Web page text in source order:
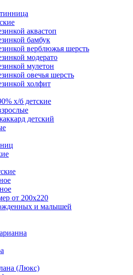
аквастоп
бамбук
верблюжья шерсть
модерато
мулетон
овечья шерсть
холфит
х/б детские
детский
от 200х220
и малышей
(Люкс)